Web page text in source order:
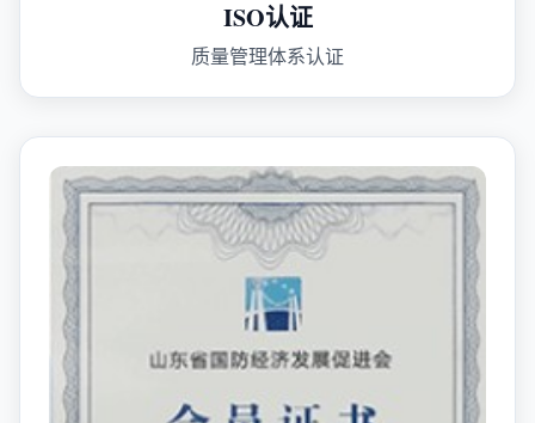
ISO认证
质量管理体系认证